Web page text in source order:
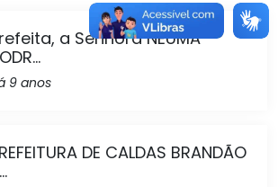
a Senhora NEUMA
9 anos
DE CALDAS BRANDÃO